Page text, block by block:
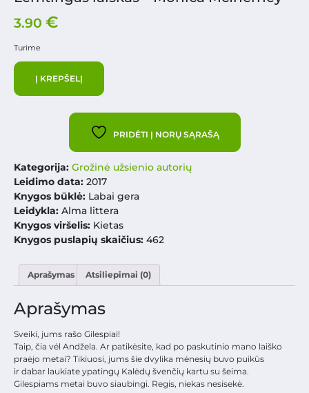
3.90 €
Turime
Į KREPŠELĮ
PRIDĖTI Į NORŲ SĄRAŠĄ
Kategorija: Grožinė užsienio autorių
Leidimo data: 2017
Knygos būklė: Labai gera
Leidykla: Alma littera
Knygos viršelis: Kietas
Knygos puslapių skaičius: 462
Aprašymas Atsiliepimai (0)
Aprašymas
Sveiki, jums rašo Gilespiai!
Taip, čia vėl Andžela. Ar patikėsite, kad po paskutinio mano laiško
praėjo metai? Tikiuosi, jums šie dvylika mėnesių buvo puikūs
ir dabar laukiate ypatingų Kalėdų švenčių kartu su šeima.
Gilespiams metai buvo siaubingi. Regis, niekas nesisekė.